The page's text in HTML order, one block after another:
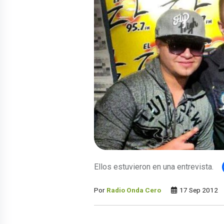
Ellos estuvieron en una entrevista.
Por Radio Onda Cero 17 Sep 2012